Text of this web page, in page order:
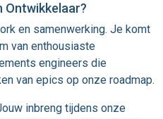
Ontwikkelaar?
en samenwerking. Je komt
van enthousiaste
engineers die
van epics op onze roadmap.
inbreng tijdens onze